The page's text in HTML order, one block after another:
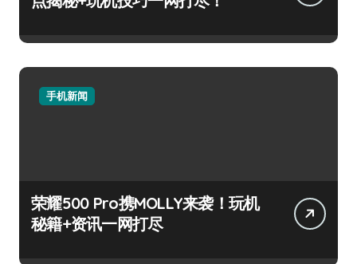
手机新闻
荣耀500 Pro携MOLLY来袭！玩机
秘籍+资讯一网打尽